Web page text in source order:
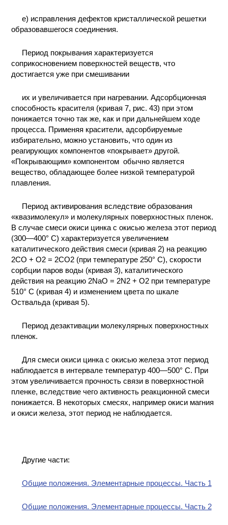
е) исправления дефектов кристаллической решетки
образовавшегося соединения.
Период покрывания характеризуется
соприкосновением поверхностей веществ, что
достигается уже при смешивании
их и увеличивается при нагревании. Адсорбционная
способность красителя (кривая 7, рис. 43) при этом
понижается точно так же, как и при дальнейшем ходе
процесса. Применяя красители, адсорбируемые
избирательно, можно установить, что один из
реагирующих компонентов «покрывает» другой.
«Покрывающим» компонентом обычно является
вещество, обладающее более низкой температурой
плавления.
Период активирования вследствие образования
«квазимолекул» и молекулярных поверхностных пленок.
В случае смеси окиси цинка с окисью железа этот период
(300—400° С) характеризуется увеличением
каталитического действия смеси (кривая 2) на реакцию
2СО + O2 = 2СO2 (при температуре 250° С), скорости
сорбции паров воды (кривая 3), каталитического
действия на реакцию 2NaO = 2N2 + О2 при температуре
510° С (кривая 4) и изменением цвета по шкале
Оствальда (кривая 5).
Период дезактивации молекулярных поверхностных
пленок.
Для смеси окиси цинка с окисью железа этот период
наблюдается в интервале температур 400—500° С. При
этом увеличивается прочность связи в поверхностной
пленке, вследствие чего активность реакционной смеси
понижается. В некоторых смесях, например окиси магния
и окиси железа, этот период не наблюдается.
Другие части:
Общие положения. Элементарные процессы. Часть 1
Общие положения. Элементарные процессы. Часть 2